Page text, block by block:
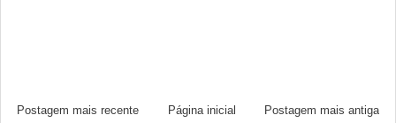
Postagem mais recente Postagem mais antiga
Página inicial